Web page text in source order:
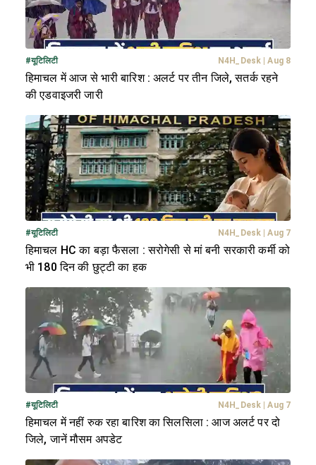
#यूटिलिटी N4H_Desk Aug 8
हिमाचल में आज से भारी बारिश : अलर्ट पर तीन जिले, सतर्क रहने
की एडवाइजरी जारी
#यूटिलिटी N4H_Desk Aug 7
हिमाचल HC का बड़ा फैसला : सरोगेसी से मां बनी सरकारी कर्मी को
भी 180 दिन की छुट्टी का हक
#यूटिलिटी N4H_Desk Aug 7
हिमाचल में नहीं रुक रहा बारिश का सिलसिला : आज अलर्ट पर दो
जिले, जानें मौसम अपडेट